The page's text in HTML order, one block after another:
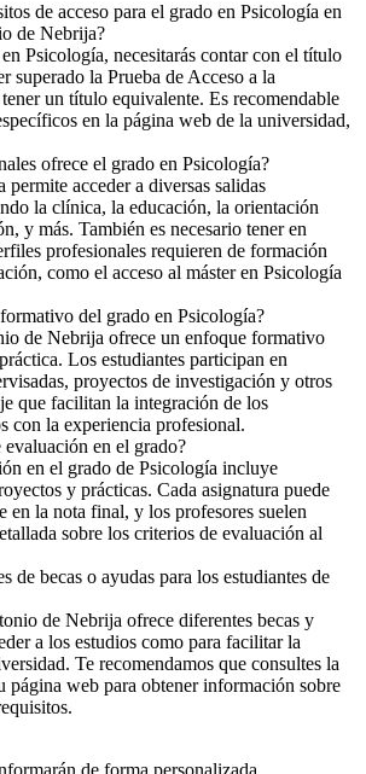
de acceso para el grado en Psicología en
de Nebrija?
Psicología, necesitarás contar con el título
superado la Prueba de Acceso a la
un título equivalente. Es recomendable
en la página web de la universidad,
ofrece el grado en Psicología?
acceder a diversas salidas
la clínica, la educación, la orientación
y más. También es necesario tener en
profesionales requieren de formación
como el acceso al máster en Psicología
del grado en Psicología?
de Nebrija ofrece un enfoque formativo
Los estudiantes participan en
proyectos de investigación y otros
que facilitan la integración de los
con la experiencia profesional.
evaluación en el grado?
en el grado de Psicología incluye
y prácticas. Cada asignatura puede
en la nota final, y los profesores suelen
sobre los criterios de evaluación al
de becas o ayudas para los estudiantes de
de Nebrija ofrece diferentes becas y
a los estudios como para facilitar la
Te recomendamos que consultes la
página web para obtener información sobre